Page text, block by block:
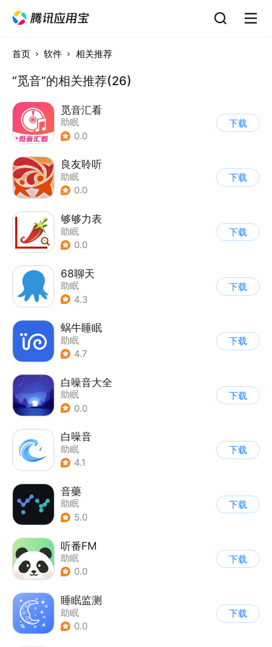
首页 软件 相关推荐
“觅音”的相关推荐(26)
觅音汇看
助眠
0.0
下载
良友聆听
助眠
0.0
下载
够够力表
助眠
0.0
下载
68聊天
助眠
4.3
下载
蜗牛睡眠
助眠
4.7
下载
白噪音大全
助眠
0.0
下载
白噪音
助眠
4.1
下载
音藥
助眠
5.0
下载
听番FM
助眠
0.0
下载
睡眠监测
助眠
0.0
下载